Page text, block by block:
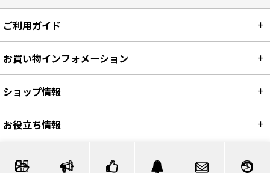
ご利用ガイド
お買い物インフォメーション
ショップ情報
お役立ち情報